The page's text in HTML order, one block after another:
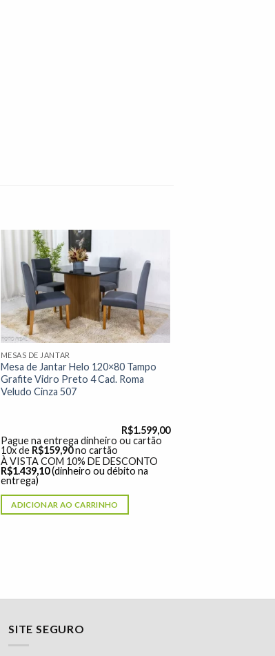
Adicionar
à lista de
desejos"
MESAS DE JANTAR
Mesa de Jantar Helo 120×80 Tampo
Grafite Vidro Preto 4 Cad. Roma
Veludo Cinza 507
R$1.599,00
Pague na entrega dinheiro ou cartão
10x de R$159,90 no cartão
À VISTA COM 10% DE DESCONTO
R$1.439,10 (dinheiro ou débito na
entrega)
ADICIONAR AO CARRINHO
SITE SEGURO